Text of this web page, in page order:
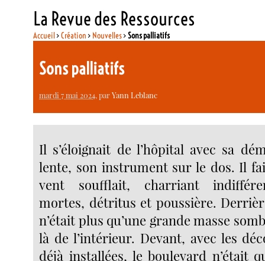
La Revue des Ressources
Accueil>Création > Nouvelles>Sons palliatifs
Sons palliatifs
mardi 7 mai 2024, parYann Leblanc
Il s’éloignait de l’hôpital avec sa
lente, son instrument sur le dos. Il
vent soufflait, charriant
mortes, détritus et poussière.
n’était plus qu’une grande masse
là de l’intérieur. Devant, avec les
déjà installées, le boulevard n’était